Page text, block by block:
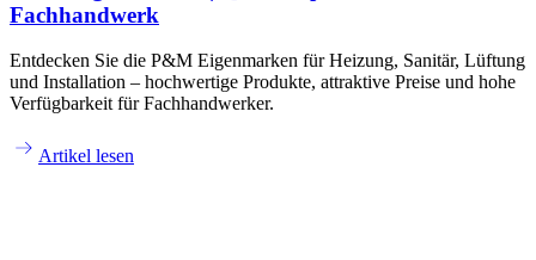
Fachhandwerk
Entdecken Sie die P&M Eigenmarken für Heizung, Sanitär, Lüftung
und Installation – hochwertige Produkte, attraktive Preise und hohe
Verfügbarkeit für Fachhandwerker.
Artikel lesen